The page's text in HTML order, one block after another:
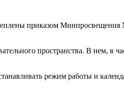
приказом Минпросвещения
пространства. В нем, в
режим работы и